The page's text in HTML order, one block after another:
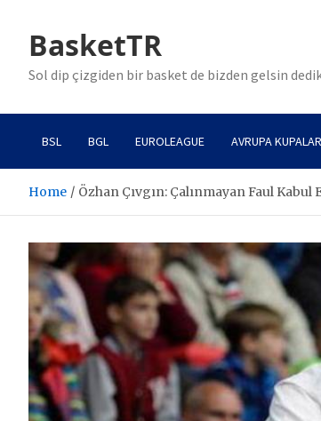
contentBasketTR
Sol dip çizgiden bir basket de bizden gelsin
BSL BGL EUROLEAGUE AVRUPA
Home Özhan Çıvgın: Çalınmayan Faul